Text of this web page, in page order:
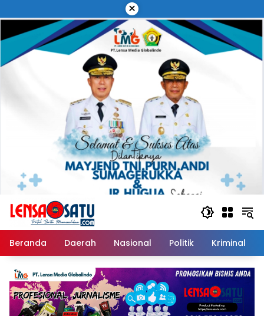
ke
konten
×
Beranda Daerah Nasional Politik Kriminal